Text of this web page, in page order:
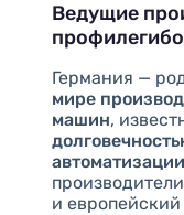
Ведущие
Германия —
мире
машин,
автоматизации
и